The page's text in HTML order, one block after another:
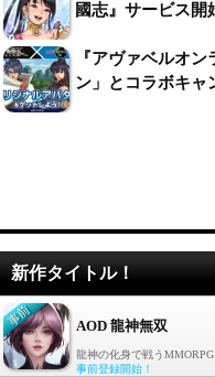
國志』サービス開
『アヴァベルオ
ン」とコラボキャ
新作タイトル！
AOD 龍神無双
龍神の化身で戦うMMORPG
事前登録開始！